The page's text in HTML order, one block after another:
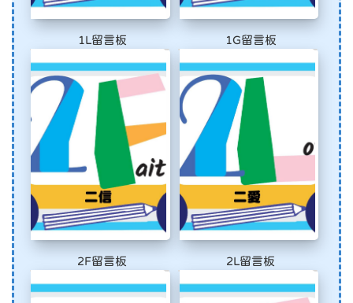
1L留言板 1G留言板
2F留言板 2L留言板